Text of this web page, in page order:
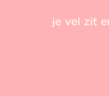
je vel zit